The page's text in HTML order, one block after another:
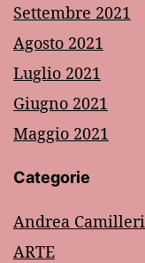
Settembre 2021
Agosto 2021
Luglio 2021
Giugno 2021
Maggio 2021
Categorie
Andrea Camilleri
ARTE